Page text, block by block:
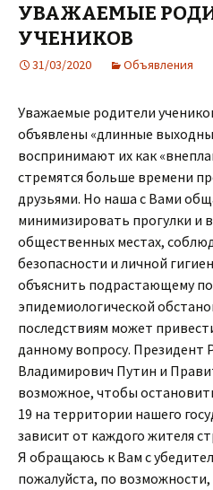
УВАЖАЕМЫЕ
УЧЕНИКОВ
31/03/2020 Объявления
Уважаемые родители
объявлены «длинные
воспринимают их как
стремятся больше времени
друзьями. Но наша с Вами
минимизировать прогулки и
общественных местах,
безопасности и личной
объяснить подрастающему
эпидемиологической
последствиям может
данному вопросу. Президент
Владимирович Путин и
возможное, чтобы
19 на территории нашего
зависит от каждого жителя
Я обращаюсь к Вам с
пожалуйста, по